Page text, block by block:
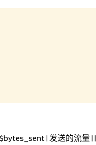
| 发送的流量 | |